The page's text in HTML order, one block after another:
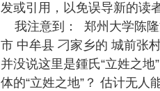
发或引用，以免误导新的读
我注意到： 郑州大学陈隆
市 中牟县 刁家乡的 城前张
并没说这里是鍾氏“立姓之
体的“立姓之地”？ 估计无